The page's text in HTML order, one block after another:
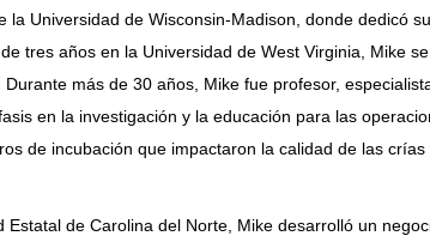
la Universidad de Wisconsin-Madison, donde dedicó
tres años en la Universidad de West Virginia, Mike
Durante más de 30 años, Mike fue profesor,
en la investigación y la educación para las
de incubación que impactaron la calidad de las
Estatal de Carolina del Norte, Mike desarrolló un